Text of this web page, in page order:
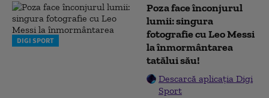
DIGI SPORT
Poza face înconjurul
lumii: singura
fotografie cu Leo Messi
la înmormântarea
tatălui său!
Descarcă aplicația Digi
Sport